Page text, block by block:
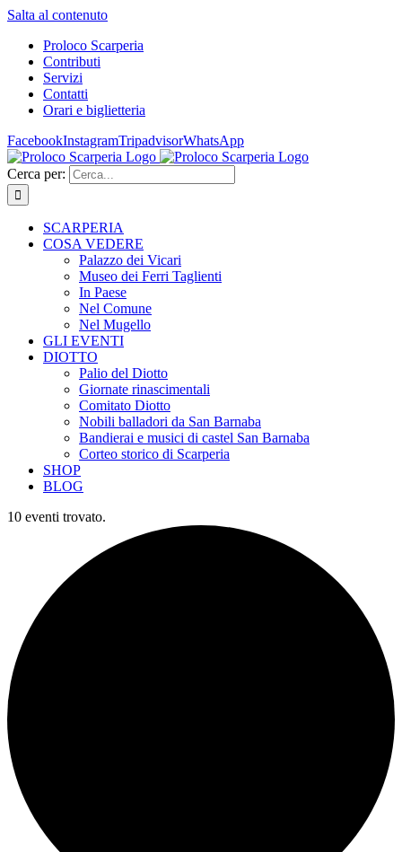
Salta al contenuto
Proloco Scarperia
Contributi
Servizi
Contatti
Orari e biglietteria
FacebookInstagramTripadvisorWhatsApp
Cerca per:
SCARPERIA
COSA VEDERE
Palazzo dei Vicari
Museo dei Ferri Taglienti
In Paese
Nel Comune
Nel Mugello
GLI EVENTI
DIOTTO
Palio del Diotto
Giornate rinascimentali
Comitato Diotto
Nobili balladori da San Barnaba
Bandierai e musici di castel San Barnaba
Corteo storico di Scarperia
SHOP
BLOG
10 eventi trovato.